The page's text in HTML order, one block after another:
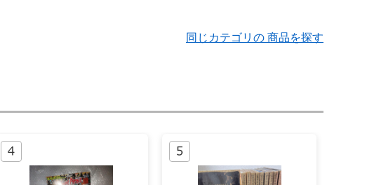
同じカテゴリの 商品を探す